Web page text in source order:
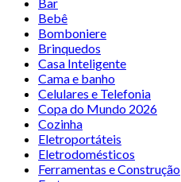
Bebê
Bomboniere
Brinquedos
Casa Inteligente
Cama e banho
Celulares e Telefonia
Copa do Mundo 2026
Cozinha
Eletroportáteis
Eletrodomésticos
Ferramentas e Construção